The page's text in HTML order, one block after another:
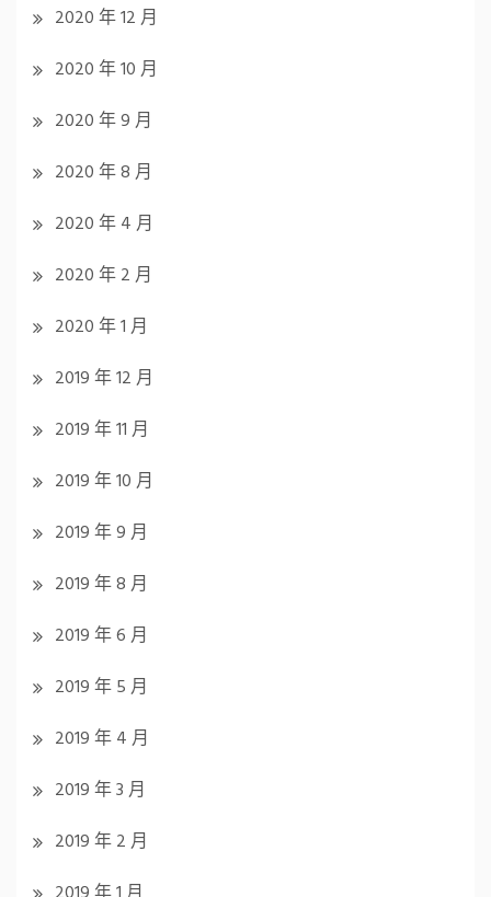
2020 年 12 月
2020 年 10 月
2020 年 9 月
2020 年 8 月
2020 年 4 月
2020 年 2 月
2020 年 1 月
2019 年 12 月
2019 年 11 月
2019 年 10 月
2019 年 9 月
2019 年 8 月
2019 年 6 月
2019 年 5 月
2019 年 4 月
2019 年 3 月
2019 年 2 月